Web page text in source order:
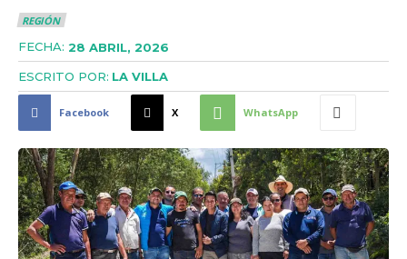
REGIÓN
FECHA: 28 ABRIL, 2026
ESCRITO POR: LA VILLA
Facebook X WhatsApp